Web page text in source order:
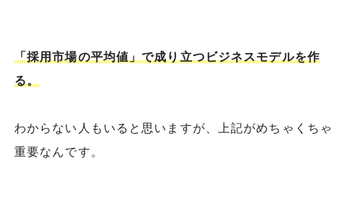
「採用市場の平均値」で成り立つビジネスモデルを作
る。
わからない人もいると思いますが、上記がめちゃくちゃ
重要なんです。